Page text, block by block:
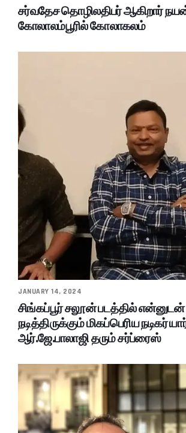
சர்வதேச தொழிலதிபர் ஆகிறார்
கோலாலம்பூரில் கோலாகலம்
JANUARY 14, 2024
சிங்கப்பூர் சலூன் படத்தில் என்னுடன்
நடித்திருக்கும் மிகப்பெரிய நடிகர்
ஆர்.ஜே.பாலாஜி தரும் சர்ப்ரைஸ்